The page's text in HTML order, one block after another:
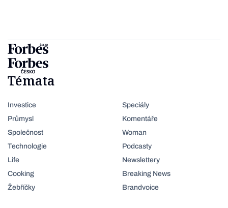
Témata
Investice
Průmysl
Společnost
Technologie
Life
Cooking
Žebříčky
Speciály
Komentáře
Woman
Podcasty
Newslettery
Breaking News
Brandvoice